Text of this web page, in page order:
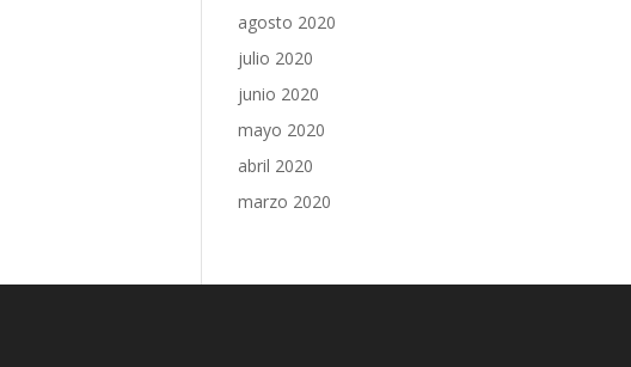
agosto 2020
julio 2020
junio 2020
mayo 2020
abril 2020
marzo 2020